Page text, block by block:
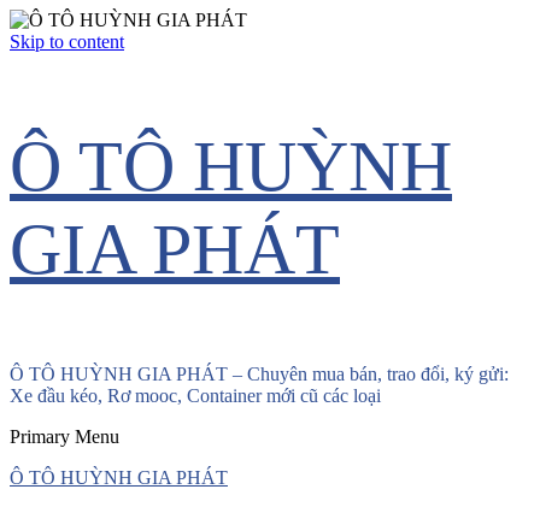
Skip to content
Ô TÔ HUỲNH
GIA PHÁT
Ô TÔ HUỲNH GIA PHÁT – Chuyên mua bán, trao đổi, ký gửi:
Xe đầu kéo, Rơ mooc, Container mới cũ các loại
Primary Menu
Ô TÔ HUỲNH GIA PHÁT